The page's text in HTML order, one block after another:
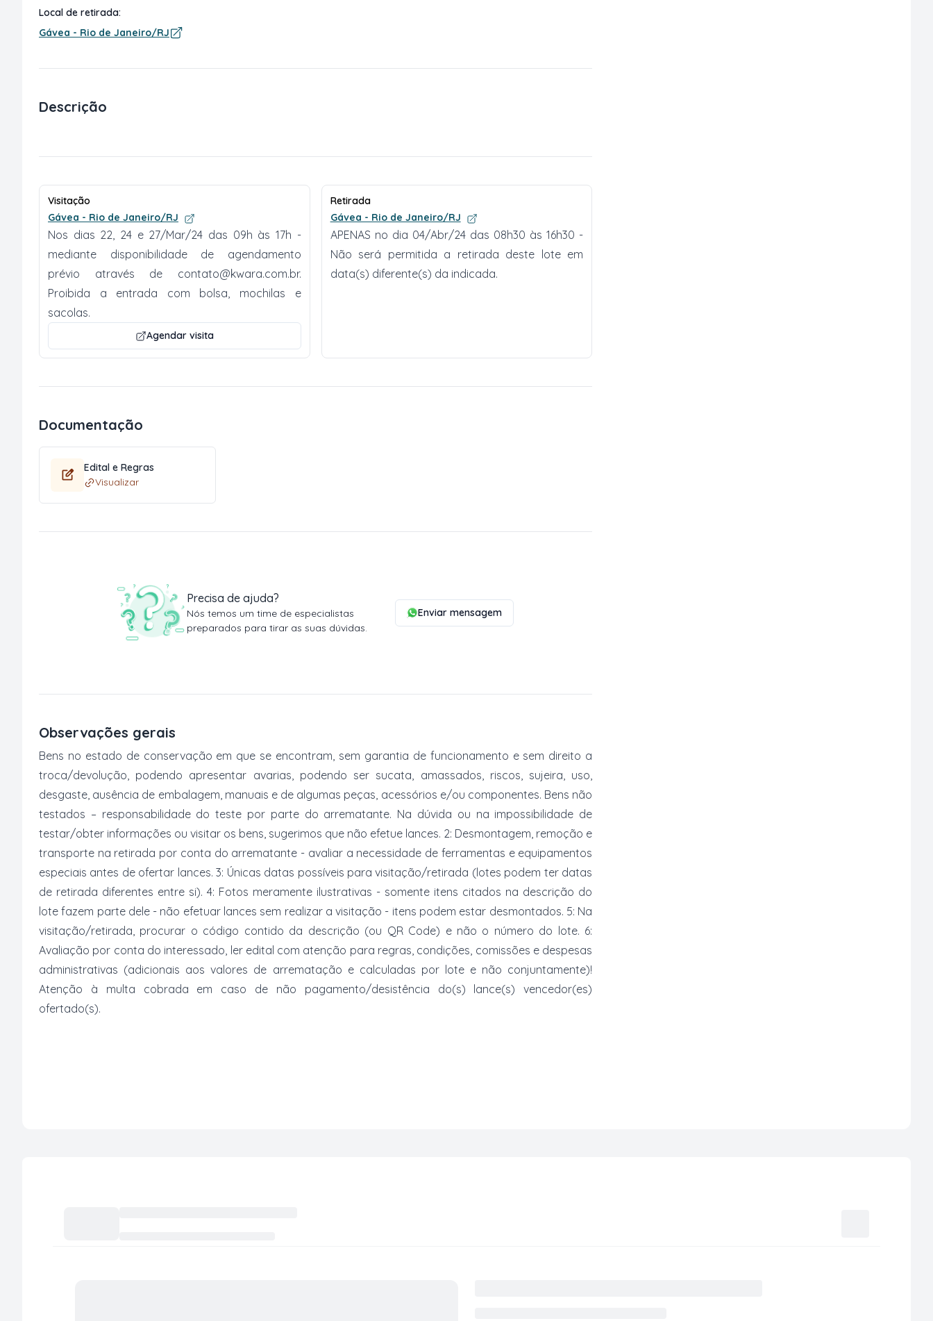
Local de retirada:
Gávea - Rio de Janeiro/RJ
Descrição
Visitação
Gávea - Rio de Janeiro/RJ
Nos dias 22, 24 e 27/Mar/24 das 09h às 17h -
mediante disponibilidade de agendamento
prévio através de contato@kwara.com.br.
Proibida a entrada com bolsa, mochilas e
sacolas.
Agendar visita
Retirada
Gávea - Rio de Janeiro/RJ
APENAS no dia 04/Abr/24 das 08h30 às 16h30 -
Não será permitida a retirada deste lote em
data(s) diferente(s) da indicada.
Documentação
Edital e Regras
Visualizar
Precisa de ajuda?
Nós temos um time de especialistas
preparados para tirar as suas dúvidas.
Enviar mensagem
Observações gerais
Bens no estado de conservação em que se encontram, sem garantia de funcionamento e sem direito a
troca/devolução, podendo apresentar avarias, podendo ser sucata, amassados, riscos, sujeira, uso,
desgaste, ausência de embalagem, manuais e de algumas peças, acessórios e/ou componentes. Bens não
testados – responsabilidade do teste por parte do arrematante. Na dúvida ou na impossibilidade de
testar/obter informações ou visitar os bens, sugerimos que não efetue lances. 2: Desmontagem, remoção e
transporte na retirada por conta do arrematante - avaliar a necessidade de ferramentas e equipamentos
especiais antes de ofertar lances. 3: Únicas datas possíveis para visitação/retirada (lotes podem ter datas
de retirada diferentes entre si). 4: Fotos meramente ilustrativas - somente itens citados na descrição do
lote fazem parte dele - não efetuar lances sem realizar a visitação - itens podem estar desmontados. 5: Na
visitação/retirada, procurar o código contido da descrição (ou QR Code) e não o número do lote. 6:
Avaliação por conta do interessado, ler edital com atenção para regras, condições, comissões e despesas
administrativas (adicionais aos valores de arrematação e calculadas por lote e não conjuntamente)!
Atenção à multa cobrada em caso de não pagamento/desistência do(s) lance(s) vencedor(es)
ofertado(s).